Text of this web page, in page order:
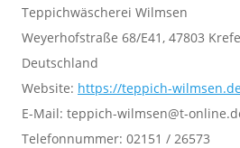
Teppichwäscherei Wilmsen
Weyerhofstraße 68/E41, 47803
Deutschland
Website: https://teppich-
E-Mail: ed.enilno-t@nesmliw-
Telefonnummer: 02151 / 26573